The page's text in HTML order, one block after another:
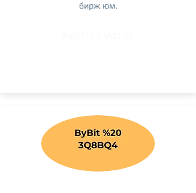
бирж юм.